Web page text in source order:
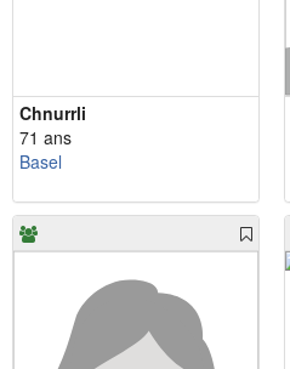
Chnurrli
71 ans
Basel